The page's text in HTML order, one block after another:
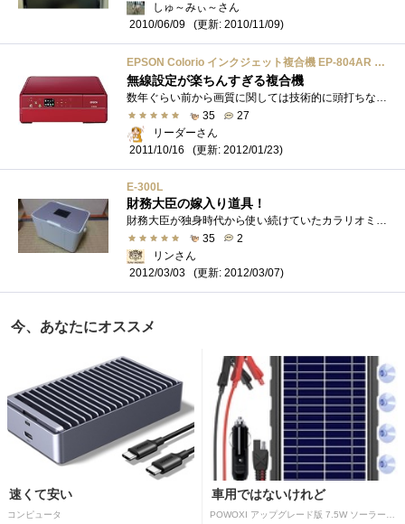
しゅ～みぃ～さん
2010/06/09
(更新: 2010/11/09)
EPSON Colorio インクジェット複合機 EP-804AR 有線・無線LAN標準対応 スマートフォンプリント対応 先読みガイド&カンタンLEDナビ搭載 6色染料インク レッドモデル
無線設定が楽ちんすぎる複合機
数年ぐらい前から画質に関しては技術的に頭打ちなのでオマケ機能（美肌補正とか色々）がどれだけ進化するかみたいなところがある最近のプリ�...
35
27
リーダーさん
2011/10/16
(更新: 2012/01/23)
E-300L
財務大臣の嫁入り道具！
35
2
リンさん
2012/03/03
(更新: 2012/03/07)
今、あなたにオススメ
速くて安い
コンピュータ
車用ではないけれど
POWOXI アップグレード版 7.5W ソーラーバッテリートリクルチャージャーメンテナー 12V ポータブル防水ソーラーパネル トリクル充電キット 車、自動車、オートバイ、ボート、マリン、RV、トレーラー、スノーモービルなど用